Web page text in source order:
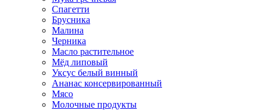
Спагетти
Брусника
Малина
Черника
Масло растительное
Мёд липовый
Уксус белый винный
Ананас консервированный
Мясо
Молочные продукты